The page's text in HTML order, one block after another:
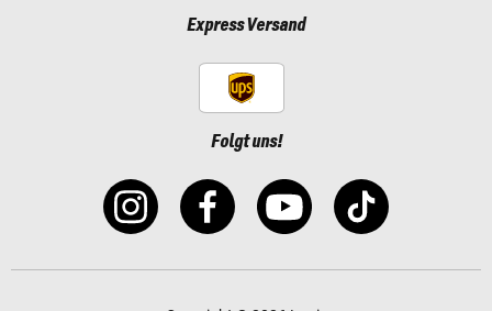
Express Versand
Folgt uns!